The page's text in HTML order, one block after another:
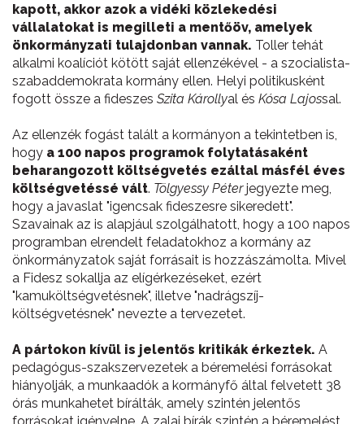
kapott, akkor azok a vidéki közlekedési
vállalatokat is megilleti a mentőöv, amelyek
önkormányzati tulajdonban vannak. Toller tehát
alkalmi koalíciót kötött saját ellenzékével - a szocialista-
szabaddemokrata kormány ellen. Helyi politikusként
fogott össze a fideszes Szita Károllyal és Kósa Lajossal.
Az ellenzék fogást talált a kormányon a tekintetben is,
hogy a 100 napos programok folytatásaként
beharangozott költségvetés ezáltal másfél éves
költségvetéssé vált. Tölgyessy Péterjegyezte meg,
hogy a javaslat "igencsak fideszesre sikeredett".
Szavainak az is alapjául szolgálhatott, hogy a 100 napos
programban elrendelt feladatokhoz a kormány az
önkormányzatok saját forrásait is hozzászámolta. Mivel
a Fidesz sokallja az elígérkezéseket, ezért
"kamuköltségvetésnek", illetve "nadrágszíj-
költségvetésnek" nevezte a tervezetet.
A pártokon kívül is jelentős kritikák érkeztek. A
pedagógus-szakszervezetek a béremelési forrásokat
hiányolják, a munkaadók a kormányfő által felvetett 38
órás munkahetet bírálták, amely szintén jelentős